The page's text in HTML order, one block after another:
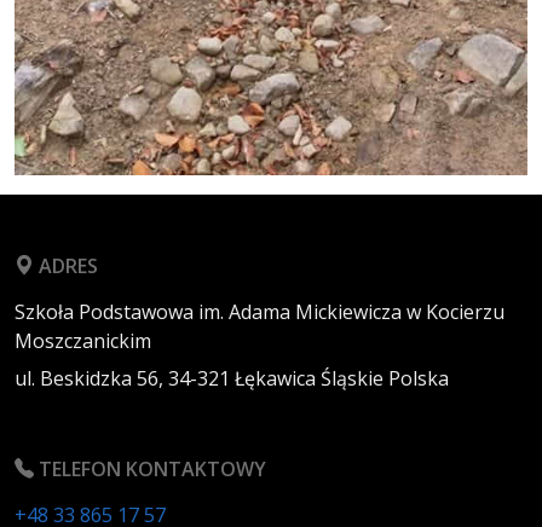
ADRES
Szkoła Podstawowa im. Adama Mickiewicza w Kocierzu
Moszczanickim
ul. Beskidzka 56, 34-321 Łękawica Śląskie Polska
TELEFON KONTAKTOWY
+48 33 865 17 57